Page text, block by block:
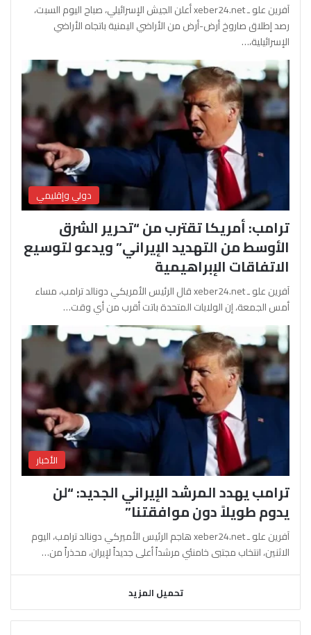
آفرين علو ـ xeber24.net أعلن الجيش الإسرائيلي، صباح اليوم السبت،
رصد إطلاق صاروخ أرض-أرض من الأراضي اليمنية باتجاه الأراضي
الإسرائيلية،…
دولي وإقليمي
ترامب: أمريكا تقترب من “تحرير الشرق
الأوسط من التهديد الإيراني” ويدعو لتوسيع
الاتفاقات الإبراهيمية
آفرين علو ـ xeber24.net قال الرئيس الأمريكي دونالد ترامب، مساء
أمس الجمعة، إن الولايات المتحدة باتت أقرب من أي وقت…
الأخبار
ترامب يهدد المرشد الإيراني الجديد: “لن
يدوم طويلاً دون موافقتنا”
آفرين علو ـ xeber24.net هاجم الرئيس الأميركي دونالد ترامب، اليوم
الاثنين، انتخاب مجتبى خامنئي مرشداً أعلى جديداً لإيران، محذراً من…
تحميل المزيد